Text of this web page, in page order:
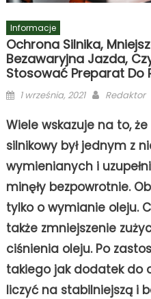
Informacje
Ochrona Silnika,
Bezawaryjna Jazda,
Stosować Preparat Do
Posted
1 września, 2021 Author
Redaktor
Wiele wskazuje na to,
silnikowy był jednym z
wymienianych i
minęły bezpowrotnie.
tylko o wymianie oleju.
także zmniejszenie
ciśnienia oleju. Po
takiego jak dodatek do
liczyć na stabilniejszą i